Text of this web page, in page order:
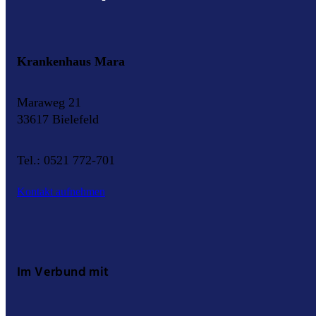
Krankenhaus Mara
Maraweg 21
33617 Bielefeld
Tel.: 0521 772-701
Kontakt aufnehmen
Im Verbund mit